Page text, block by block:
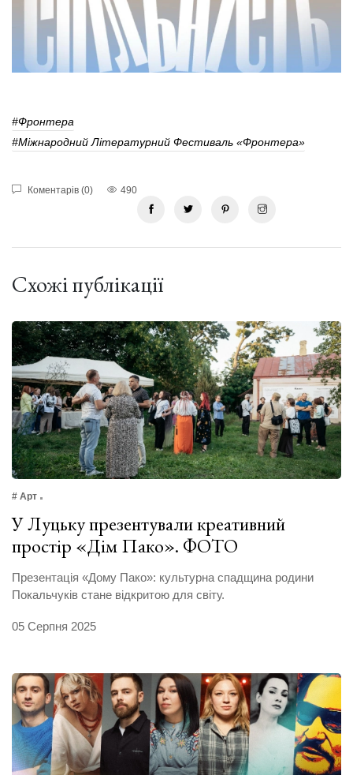
#Фронтера
#Міжнародний Літературний Фестиваль «Фронтера»
Коментарів (0) 490
Схожі публікації
# Арт
У Луцьку презентували креативний
простір «Дім Пако». ФОТО
Презентація «Дому Пако»: культурна спадщина родини
Покальчуків стане відкритою для світу.
05 Серпня 2025